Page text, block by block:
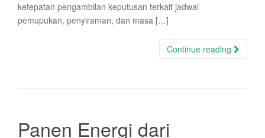
ketepatan pengambilan keputusan terkait jadwal
pemupukan, penyiraman, dan masa […]
Continue reading
Panen Energi dari